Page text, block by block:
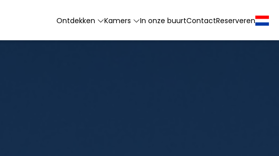
Ontdekken Kamers In onze buurtContactReserveren